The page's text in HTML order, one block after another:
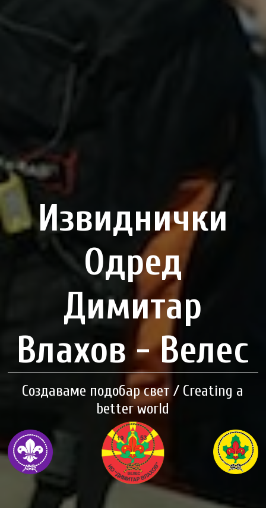
Извиднички
Одред
Димитар
Влахов - Велес
Создаваме подобар свет / Creating a
better world